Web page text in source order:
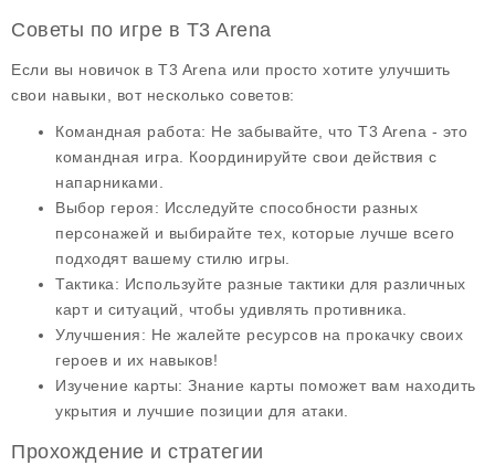
Советы по игре в T3 Arena
Если вы новичок в T3 Arena или просто хотите улучшить
свои навыки, вот несколько советов:
Командная работа: Не забывайте, что T3 Arena - это
командная игра. Координируйте свои действия с
напарниками.
Выбор героя: Исследуйте способности разных
персонажей и выбирайте тех, которые лучше всего
подходят вашему стилю игры.
Тактика: Используйте разные тактики для различных
карт и ситуаций, чтобы удивлять противника.
Улучшения: Не жалейте ресурсов на прокачку своих
героев и их навыков!
Изучение карты: Знание карты поможет вам находить
укрытия и лучшие позиции для атаки.
Прохождение и стратегии